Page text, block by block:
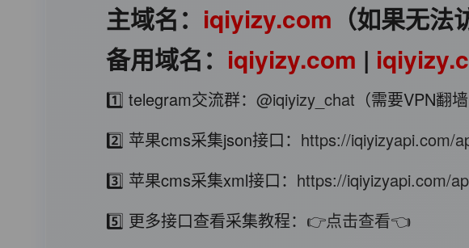
主域名： iqiyizy.com （如果无
备用域名： iqiyizy.com |
1️⃣ telegram交流群： @iqiyizy_chat （需要VPN翻墙
2️⃣ 苹果cms采集json接口： https://iqiyizyapi.com/
3️⃣ 苹果cms采集xml接口： https://iqiyizyapi.com/
5️⃣ 更多接口查看采集教程： 👉点击查看👈